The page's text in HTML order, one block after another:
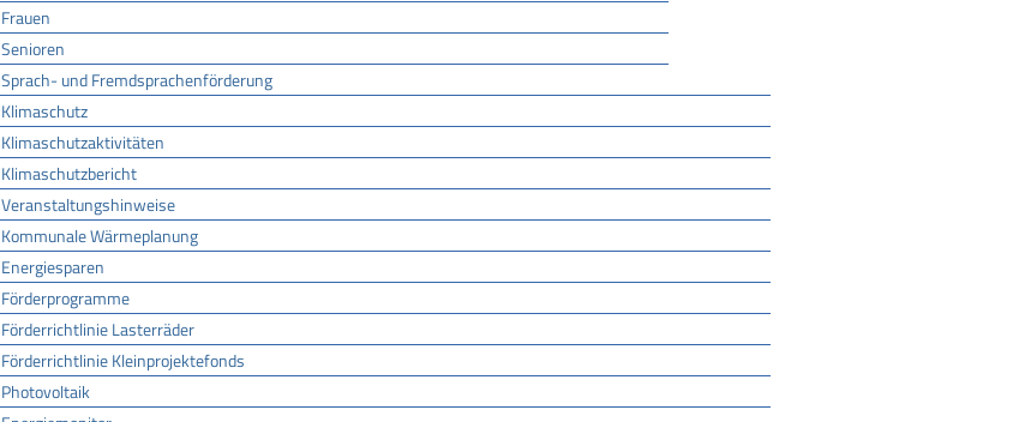
Frauen
Senioren
Sprach- und Fremdsprachenförderung
Klimaschutz
Klimaschutzaktivitäten
Klimaschutzbericht
Veranstaltungshinweise
Kommunale Wärmeplanung
Energiesparen
Förderprogramme
Förderrichtlinie Lasterräder
Förderrichtlinie Kleinprojektefonds
Photovoltaik